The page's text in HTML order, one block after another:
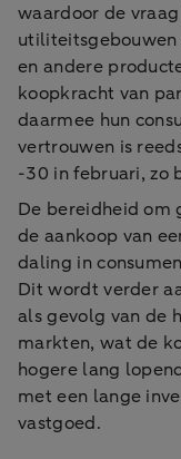
waardoor de
utiliteitsgebouwen
en andere
koopkracht van
daarmee hun
vertrouwen is
-30 in februari, zo
De bereidheid om
de aankoop van
daling in
Dit wordt verder
als gevolg van de
markten, wat de
hogere lang
met een lange
vastgoed.